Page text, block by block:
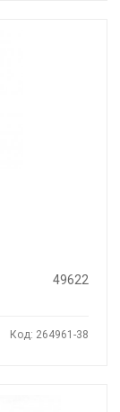
49622
Код: 264961-38